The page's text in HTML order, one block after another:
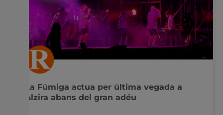
La Fúmiga actua per última vegada a
Alzira abans del gran adéu